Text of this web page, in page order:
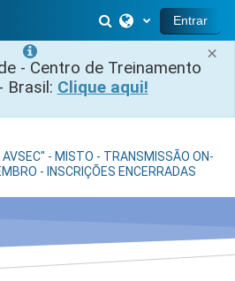
×
- Centro de Treinamento
Brasil: Clique aqui!
Alternar entrada
Entrar
- MISTO - TRANSMISSÃO ON-
- INSCRIÇÕES ENCERRADAS